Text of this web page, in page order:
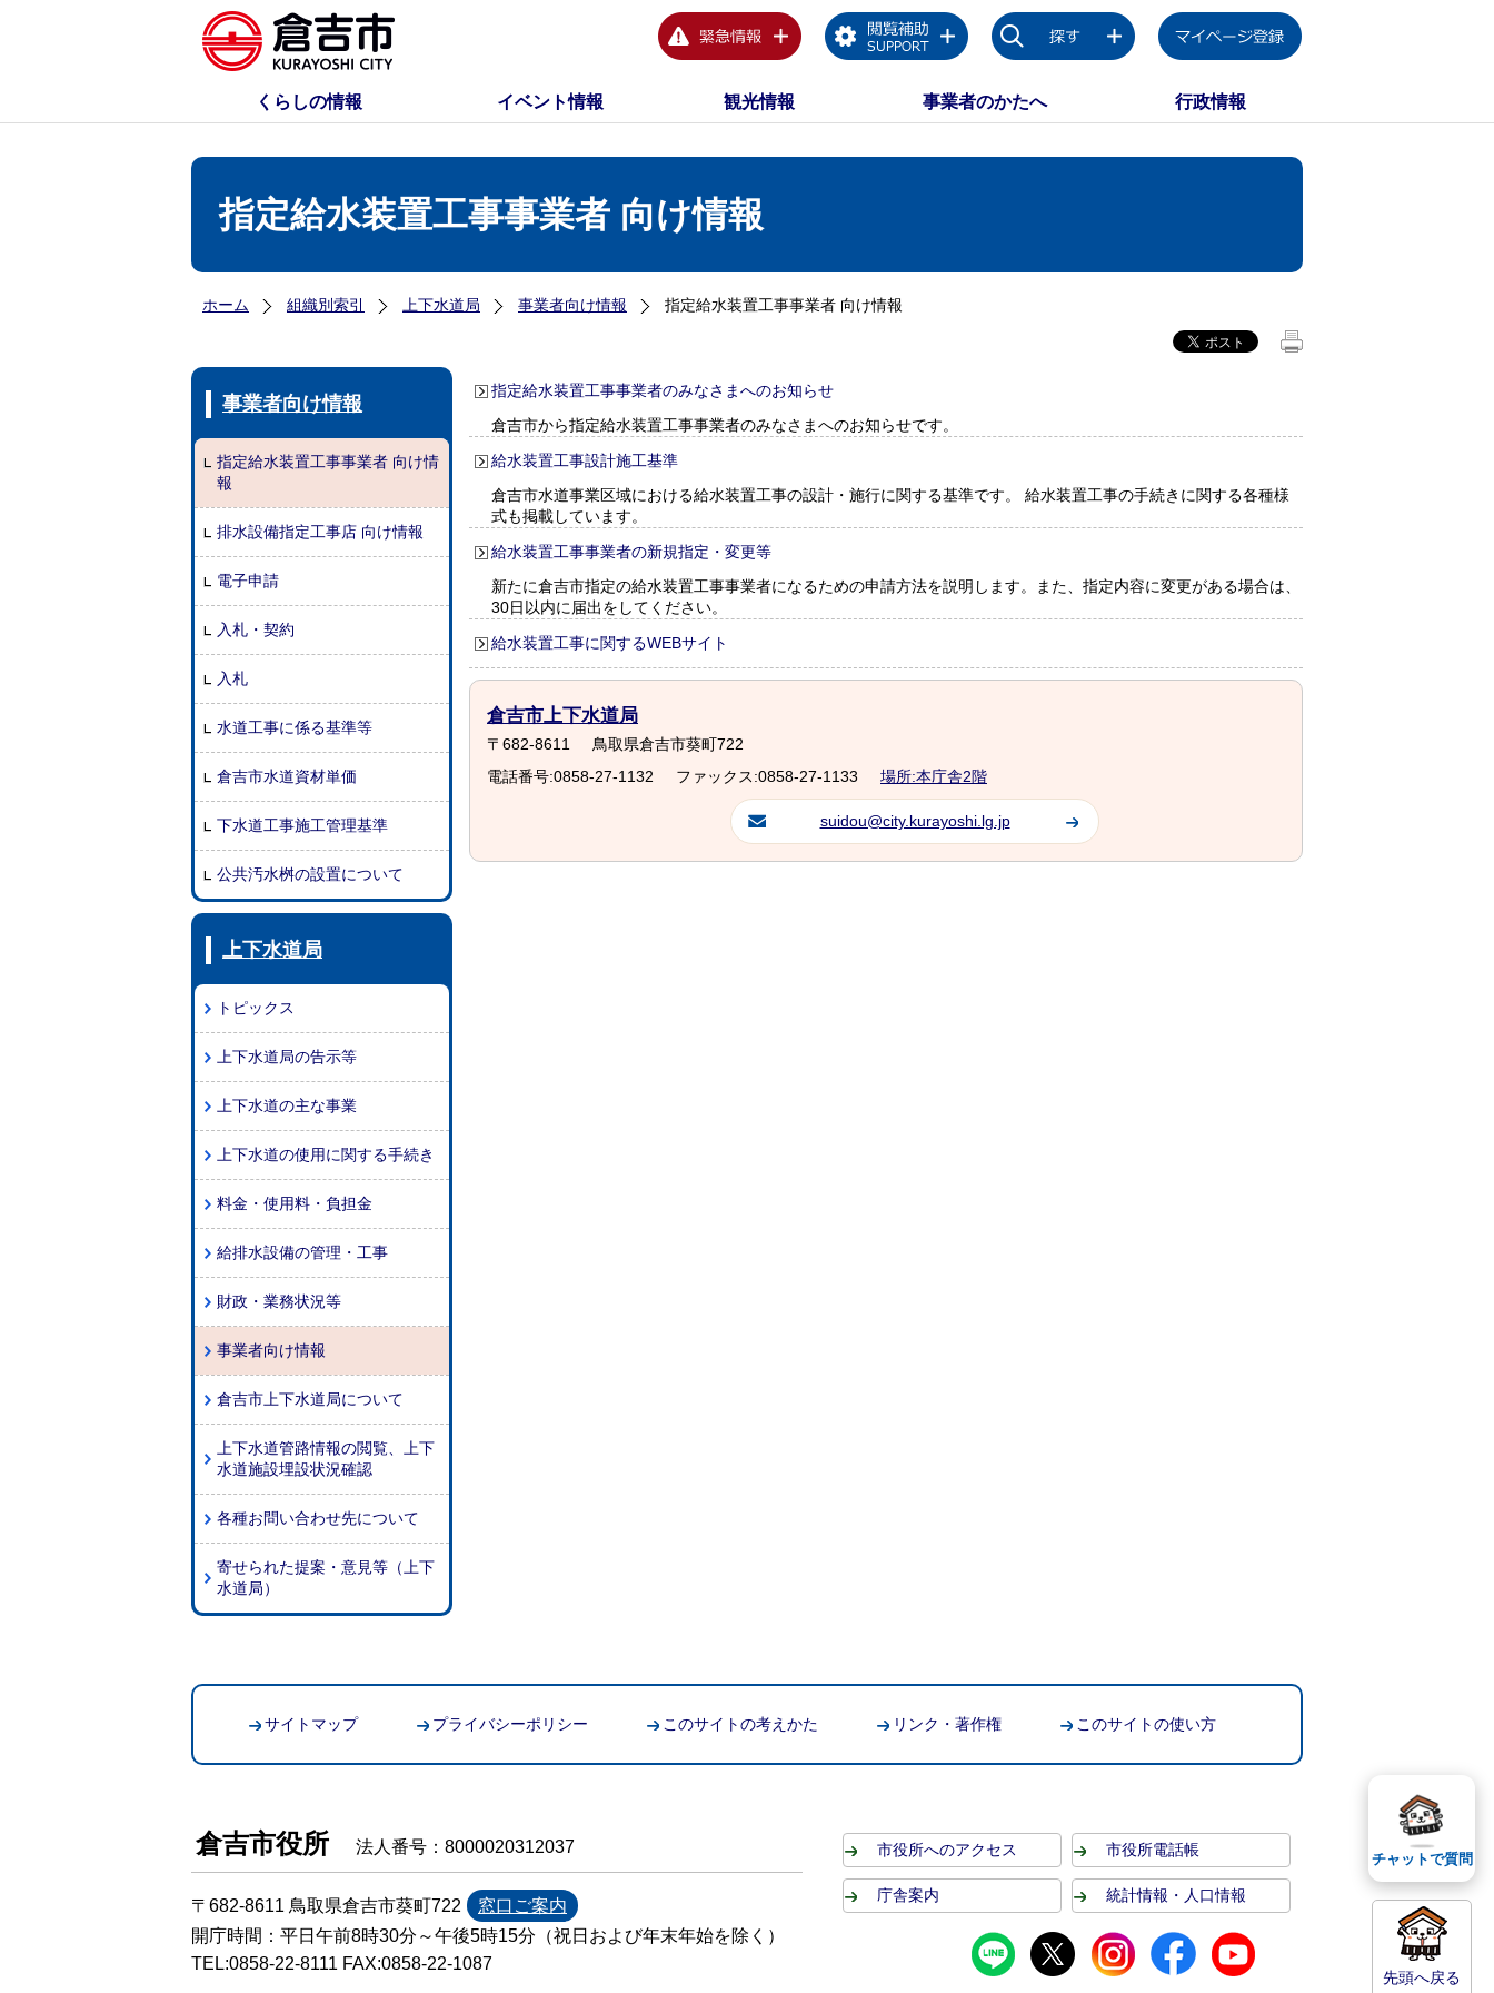
くらしの情報 イベント情報 観光情報 事業者のかたへ 行政情報
指定給水装置工事事業者 向け情報
ホーム 組織別索引 上下水道局 事業者向け情報 指定給水装置工事事業者 向け情報
事業者向け情報
指定給水装置工事事業者 向け情
報
排水設備指定工事店 向け情報
電子申請
入札・契約
入札
水道工事に係る基準等
倉吉市水道資材単価
下水道工事施工管理基準
公共汚水桝の設置について
上下水道局
トピックス
上下水道局の告示等
上下水道の主な事業
上下水道の使用に関する手続き
料金・使用料・負担金
給排水設備の管理・工事
財政・業務状況等
事業者向け情報
倉吉市上下水道局について
上下水道管路情報の閲覧、上下
水道施設埋設状況確認
各種お問い合わせ先について
寄せられた提案・意見等（上下
水道局）
指定給水装置工事事業者のみなさまへのお知らせ
倉吉市から指定給水装置工事事業者のみなさまへのお知らせです。
給水装置工事設計施工基準
倉吉市水道事業区域における給水装置工事の設計・施行に関する基準です。 給水装置工事の手続きに関する各種様
式も掲載しています。
給水装置工事事業者の新規指定・変更等
新たに倉吉市指定の給水装置工事事業者になるための申請方法を説明します。また、指定内容に変更がある場合は、
30日以内に届出をしてください。
給水装置工事に関するWEBサイト
倉吉市上下水道局
〒682-8611
鳥取県倉吉市葵町722
電話番号:0858-27-1132
ファックス:0858-27-1133 場所:本庁舎2階
suidou@city.kurayoshi.lg.jp
先頭へ戻る
サイトマップ プライバシーポリシー このサイトの考えかた リンク・著作権 このサイトの使い方
倉吉市役所 法人番号：8000020312037
〒682-8611 鳥取県倉吉市葵町722
窓口ご案内
開庁時間：平日午前8時30分～午後5時15分（祝日および年末年始を除く）
TEL:0858-22-8111 FAX:0858-22-1087
市役所へのアクセス 市役所電話帳
庁舎案内 統計情報・人口情報
チャットで質問